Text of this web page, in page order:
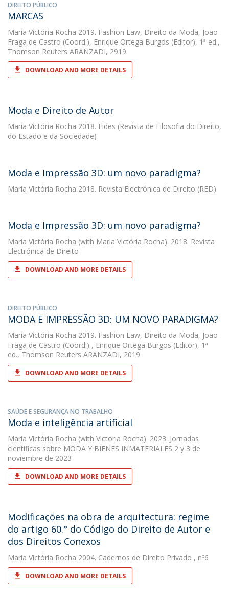
DIREITO PÚBLICO
MARCAS
Maria Victória Rocha 2019. Fashion Law, Direito da Moda, João
Fraga de Castro (Coord.), Enrique Ortega Burgos (Editor), 1ª ed.,
Thomson Reuters ARANZADI, 2919
DOWNLOAD AND MORE DETAILS
Moda e Direito de Autor
Maria Victória Rocha 2018. Fides (Revista de Filosofia do Direito,
do Estado e da Sociedade)
Moda e Impressão 3D: um novo paradigma?
Maria Victória Rocha 2018. Revista Electrónica de Direito (RED)
Moda e Impressão 3D: um novo paradigma?
Maria Victória Rocha (with Maria Victória Rocha). 2018. Revista
Electrónica de Direito
DOWNLOAD AND MORE DETAILS
DIREITO PÚBLICO
MODA E IMPRESSÃO 3D: UM NOVO PARADIGMA?
Maria Victória Rocha 2019. Fashion Law, Direito da Moda, João
Fraga de Castro (Coord.) , Enrique Ortega Burgos (Editor), 1ª
ed., Thomson Reuters ARANZADI, 2019
DOWNLOAD AND MORE DETAILS
SAÚDE E SEGURANÇA NO TRABALHO
Moda e inteligência artificial
Maria Victória Rocha (with Victoria Rocha). 2023. Jornadas
científicas sobre MODA Y BIENES INMATERIALES 2 y 3 de
noviembre de 2023
DOWNLOAD AND MORE DETAILS
Modificações na obra de arquitectura: regime
do artigo 60.° do Código do Direito de Autor e
dos Direitos Conexos
Maria Victória Rocha 2004. Cadernos de Direito Privado , nº6
DOWNLOAD AND MORE DETAILS